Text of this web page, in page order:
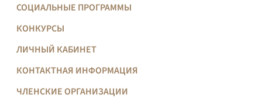
СОЦИАЛЬНЫЕ ПРОГРАММЫ
КОНКУРСЫ
ЛИЧНЫЙ КАБИНЕТ
КОНТАКТНАЯ ИНФОРМАЦИЯ
ЧЛЕНСКИЕ ОРГАНИЗАЦИИ